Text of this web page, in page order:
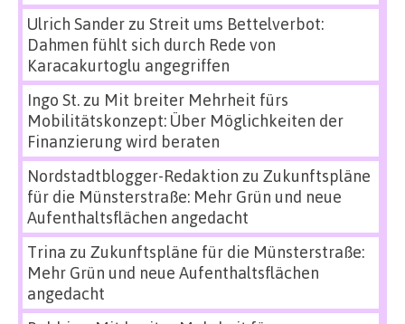
Ulrich Sanderzu Streit ums Bettelverbot:
Dahmen fühlt sich durch Rede von
Karacakurtoglu angegriffen
Ingo St.zu Mit breiter Mehrheit fürs
Mobilitätskonzept: Über Möglichkeiten der
Finanzierung wird beraten
Nordstadtblogger-Redaktion zu Zukunftspläne
für die Münsterstraße: Mehr Grün und neue
Aufenthaltsflächen angedacht
Trina zu Zukunftspläne für die Münsterstraße:
Mehr Grün und neue Aufenthaltsflächen
angedacht